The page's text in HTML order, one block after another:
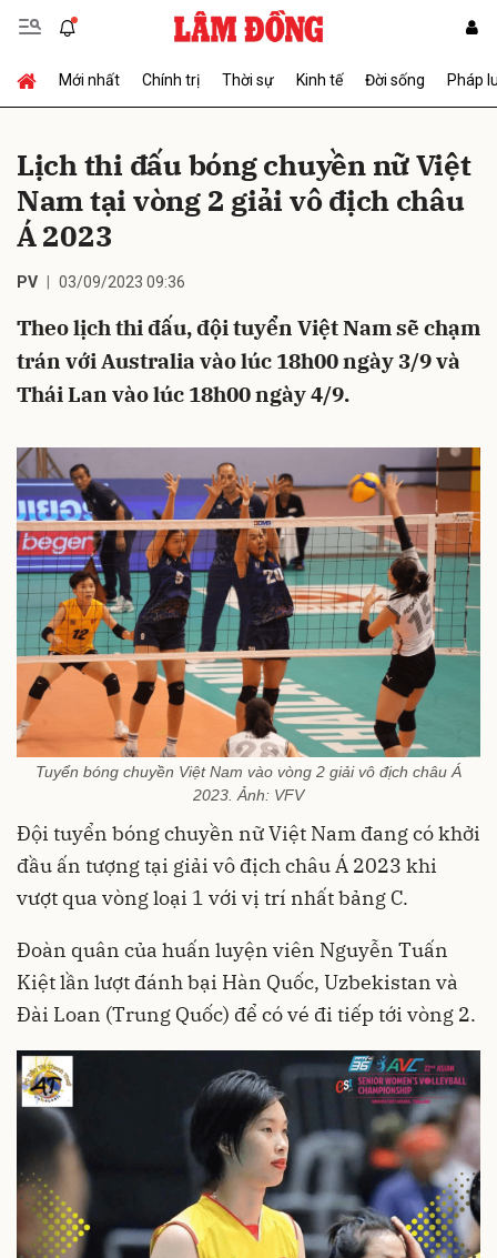
Mới nhất Chính trị Thời sự Kinh tế Đời sống Pháp
Lịch thi đấu bóng chuyền nữ Việt
Nam tại vòng 2 giải vô địch châu
Á 2023
PV 03/09/2023 09:36
Theo lịch thi đấu, đội tuyển Việt Nam sẽ chạm
trán với Australia vào lúc 18h00 ngày 3/9 và
Thái Lan vào lúc 18h00 ngày 4/9.
Tuyển bóng chuyền Việt Nam vào vòng 2 giải vô địch châu Á
2023. Ảnh: VFV
Đội tuyển bóng chuyền nữ Việt Nam đang có khởi
đầu ấn tượng tại giải vô địch châu Á 2023 khi
vượt qua vòng loại 1 với vị trí nhất bảng C.
Đoàn quân của huấn luyện viên Nguyễn Tuấn
Kiệt lần lượt đánh bại Hàn Quốc, Uzbekistan và
Đài Loan (Trung Quốc) để có vé đi tiếp tới vòng 2.
Gửi bình luận
Hủy Gửi